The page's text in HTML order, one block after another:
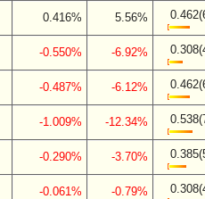
0.416% 5.56%
-0.550% -6.92%
-0.487% -6.12%
-1.009% -12.34%
-0.290% -3.70%
-0.061% -0.79%